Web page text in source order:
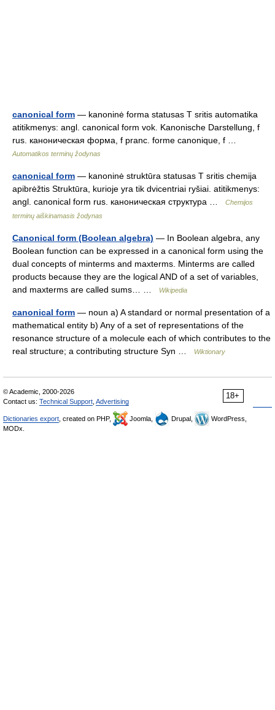
canonical form — kanoninė forma statusas T sritis automatika
atitikmenys: angl. canonical form vok. Kanonische Darstellung, f
rus. каноническая форма, f pranc. forme canonique, f …
Automatikos terminų žodynas
canonical form — kanoninė struktūra statusas T sritis chemija
apibrėžtis Struktūra, kurioje yra tik dvicentriai ryšiai. atitikmenys:
angl. canonical form rus. каноническая структура …
Chemijos
terminų aiškinamasis žodynas
Canonical form (Boolean algebra) — In Boolean algebra, any
Boolean function can be expressed in a canonical form using the
dual concepts of minterms and maxterms. Minterms are called
products because they are the logical AND of a set of variables,
and maxterms are called sums… …
Wikipedia
canonical form — noun a) A standard or normal presentation of a
mathematical entity b) Any of a set of representations of the
resonance structure of a molecule each of which contributes to the
real structure; a contributing structure Syn …
Wiktionary
18+
© Academic, 2000-2026
Contact us: Technical Support Advertising
Dictionaries export , created on PHP, Joomla, Drupal,
WordPress,
MODx.